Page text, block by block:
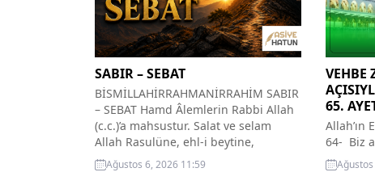
SABIR – SEBAT
BİSMİLLAHİRRAHMANİRRAHİM SABIR
– SEBAT Hamd Âlemlerin Rabbi Allah
(c.c.)’a mahsustur. Salat ve selam
Allah Rasulüne, ehl-i beytine,
müminlerin üzerine olsun inşallah.
Sabır: Acıya katlanma, sıkıntı ve
Ağustos 6, 2026 11:59
VEHBE
65.
64- Biz
ineriz.
bunlar